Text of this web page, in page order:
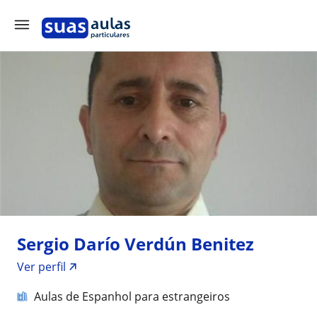
Sergio Darío Verdún Benitez
Ver perfil
Aulas de Espanhol para estrangeiros